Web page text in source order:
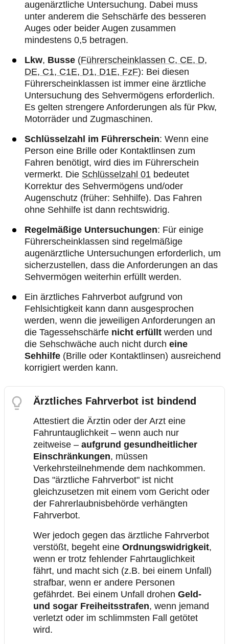
augenärztliche Untersuchung. Dabei muss
unter anderem die Sehschärfe des besseren
Auges oder beider Augen zusammen
mindestens 0,5 betragen.
Lkw, Busse (Führerscheinklassen C, CE, D,
DE, C1, C1E, D1, D1E, FzF): Bei diesen
Führerscheinklassen ist immer eine ärztliche
Untersuchung des Sehvermögens erforderlich.
Es gelten strengere Anforderungen als für Pkw,
Motorräder und Zugmaschinen.
Schlüsselzahl im Führerschein: Wenn eine
Person eine Brille oder Kontaktlinsen zum
Fahren benötigt, wird dies im Führerschein
vermerkt. Die Schlüsselzahl 01 bedeutet
Korrektur des Sehvermögens und/oder
Augenschutz (früher: Sehhilfe). Das Fahren
ohne Sehhilfe ist dann rechtswidrig.
Regelmäßige Untersuchungen: Für einige
Führerscheinklassen sind regelmäßige
augenärztliche Untersuchungen erforderlich, um
sicherzustellen, dass die Anforderungen an das
Sehvermögen weiterhin erfüllt werden.
Ein ärztliches Fahrverbot aufgrund von
Fehlsichtigkeit kann dann ausgesprochen
werden, wenn die jeweiligen Anforderungen an
die Tagessehschärfe nicht erfüllt werden und
die Sehschwäche auch nicht durch eine
Sehhilfe (Brille oder Kontaktlinsen) ausreichend
korrigiert werden kann.
Ärztliches Fahrverbot ist bindend
Attestiert die Ärztin oder der Arzt eine
Fahruntauglichkeit – wenn auch nur
zeitweise – aufgrund gesundheitlicher
Einschränkungen, müssen
Verkehrsteilnehmende dem nachkommen.
Das "ärztliche Fahrverbot" ist nicht
gleichzusetzen mit einem vom Gericht oder
der Fahrerlaubnisbehörde verhängten
Fahrverbot.
Wer jedoch gegen das ärztliche Fahrverbot
verstößt, begeht eine Ordnungswidrigkeit,
wenn er trotz fehlender Fahrtauglichkeit
fährt, und macht sich (z.B. bei einem Unfall)
strafbar, wenn er andere Personen
gefährdet. Bei einem Unfall drohen Geld-
und sogar Freiheitsstrafen, wenn jemand
verletzt oder im schlimmsten Fall getötet
wird.